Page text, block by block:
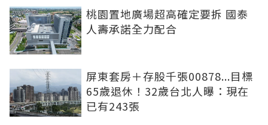
桃園置地廣場超高確定要拆 國泰
人壽承諾全力配合
屏東套房＋存股千張00878...目標
65歲退休！32歲台北人曝：現在
已有243張